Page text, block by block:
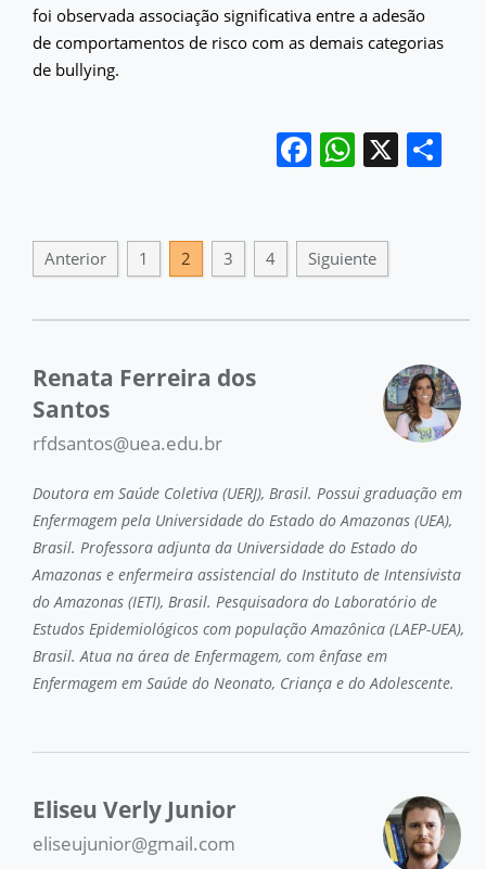
foi observada associação significativa entre a adesão
de comportamentos de risco com as demais categorias
de bullying.
Facebook
X
Anterior 1 2 3 4 Siguiente
Renata Ferreira dos
Santos
rfdsantos@uea.edu.br
Doutora em Saúde Coletiva (UERJ), Brasil. Possui graduação em
Enfermagem pela Universidade do Estado do Amazonas (UEA),
Brasil. Professora adjunta da Universidade do Estado do
Amazonas e enfermeira assistencial do Instituto de Intensivista
do Amazonas (IETI), Brasil. Pesquisadora do Laboratório de
Estudos Epidemiológicos com população Amazônica (LAEP-UEA),
Brasil. Atua na área de Enfermagem, com ênfase em
Enfermagem em Saúde do Neonato, Criança e do Adolescente.
Eliseu Verly Junior
eliseujunior@gmail.com